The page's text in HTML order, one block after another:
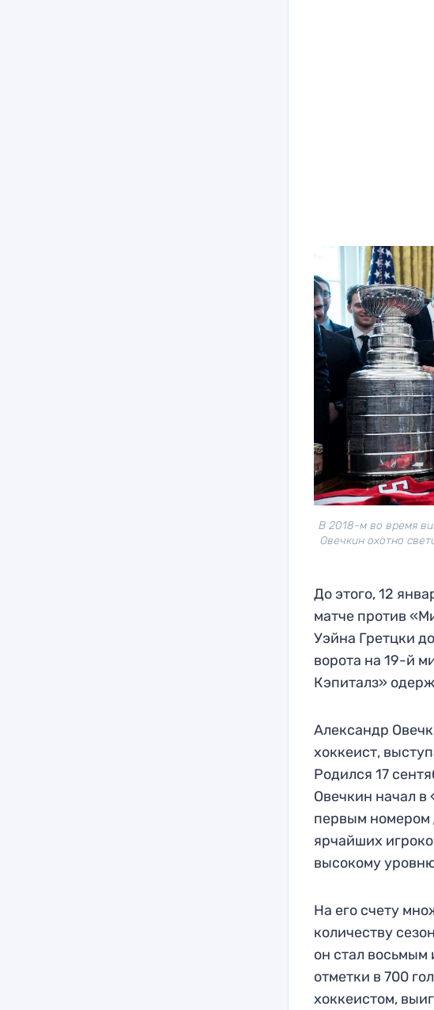
В 2018-м во время
Овечкин охотно
До этого, 12
матче против
Уэйна Гретцки
ворота на 19-й
Кэпиталз»
Александр
хоккеист,
Родился 17
Овечкин начал
первым номером
ярчайших
высокому
На его счету
количеству
он стал восьмым
отметки в 700
хоккеистом,